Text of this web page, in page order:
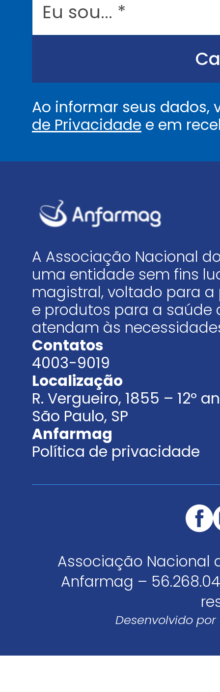
.
Ao informar seus
de Privacidade e em
A Associação Nacional
uma entidade sem fins
magistral, voltado para
e produtos para a saúde
atendam às
Contatos
4003-9019
Localização
R. Vergueiro, 1855 – 12º
São Paulo, SP
Anfarmag
Política de privacidade
Associação Nacional
Anfarmag –
Desenvolvido por